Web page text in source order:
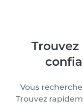
Vous
Trouvez